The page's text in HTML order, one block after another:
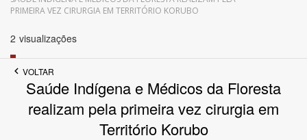
PRIMEIRA VEZ CIRURGIA EM TERRITÓRIO KORUBO
2 visualizações
VOLTAR
Saúde Indígena e Médicos da Floresta
realizam pela primeira vez cirurgia em
Território Korubo